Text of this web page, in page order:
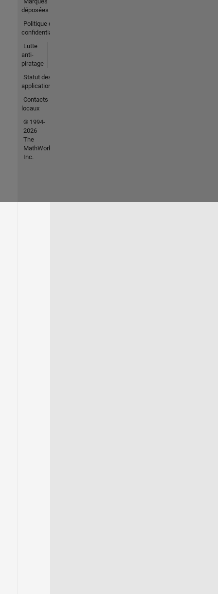
déposées
Politique de
confidentialité
Lutte
anti-
piratage
Statut des
applications
Contacts
locaux
© 1994-
2026
The
MathWorks,
Inc.